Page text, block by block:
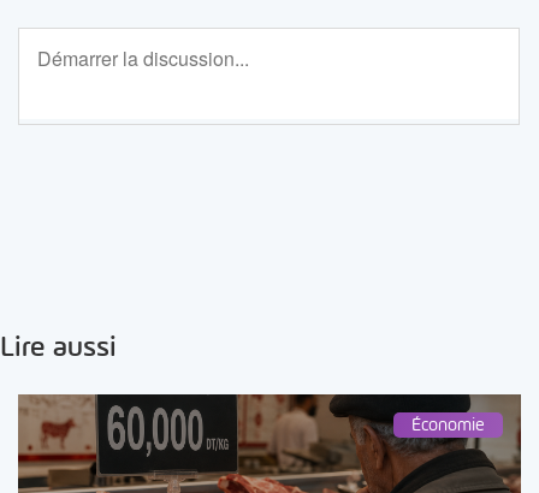
Lire aussi
Économie